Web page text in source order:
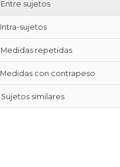
Entre sujetos
Intra-sujetos
Medidas repetidas
Medidas con contrapeso
Sujetos similares